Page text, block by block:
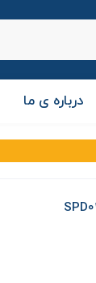
درباره ی ما